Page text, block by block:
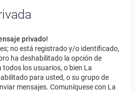
privado!
no está registrado y/o identificado,
ha deshabilitado la opción de
los usuarios, o bien La
para usted, o su grupo de
mensajes. Comuníquese con La